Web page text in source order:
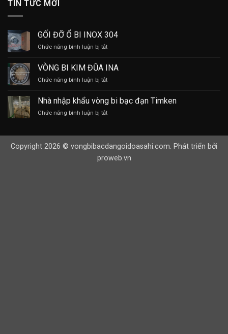
TIN TỨC MỚI
GỐI ĐỠ Ổ BI INOX 304
Chức năng bình luận bị tắtở
ĐỠ
Ổ
BI
304
VÒNG BI KIM ĐŨA INA
Chức năng bình luận bị tắtở
BI
KIM
ĐŨA
Nhà nhập khẩu vòng bi bạc đạn Timken
Chức năng bình luận bị tắtở
vòng
bi
Copyright 2026 © vongbibacdangoidoasahi.com. Phát triển bởi
proweb.vn